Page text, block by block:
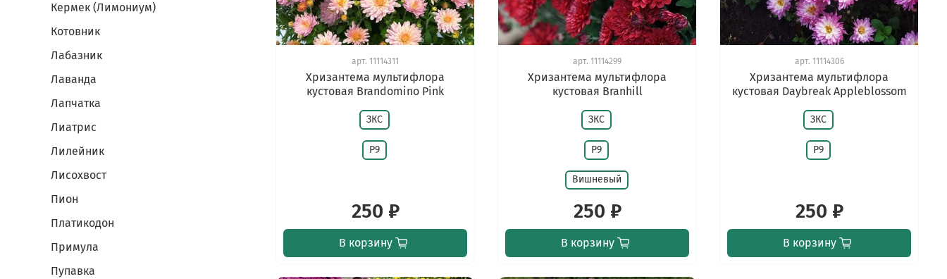
арт.11114311
Хризантема мультифлора
кустовая Brandomino Pink
ЗКС
Р9
250 ₽
В корзину
арт.11114299
Хризантема мультифлора
кустовая Branhill
ЗКС
Р9
Вишневый
250 ₽
В корзину
арт. 11114306
Хризантема мультифлора
кустовая Daybreak Appleblossom
ЗКС
Р9
250 ₽
В корзину
Кермек (Лимониум)
Котовник
Лабазник
Лаванда
Лапчатка
Лиатрис
Лилейник
Лисохвост
Пион
Платикодон
Примула
Пупавка